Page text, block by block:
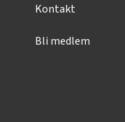
Kontakt
Bli medlem